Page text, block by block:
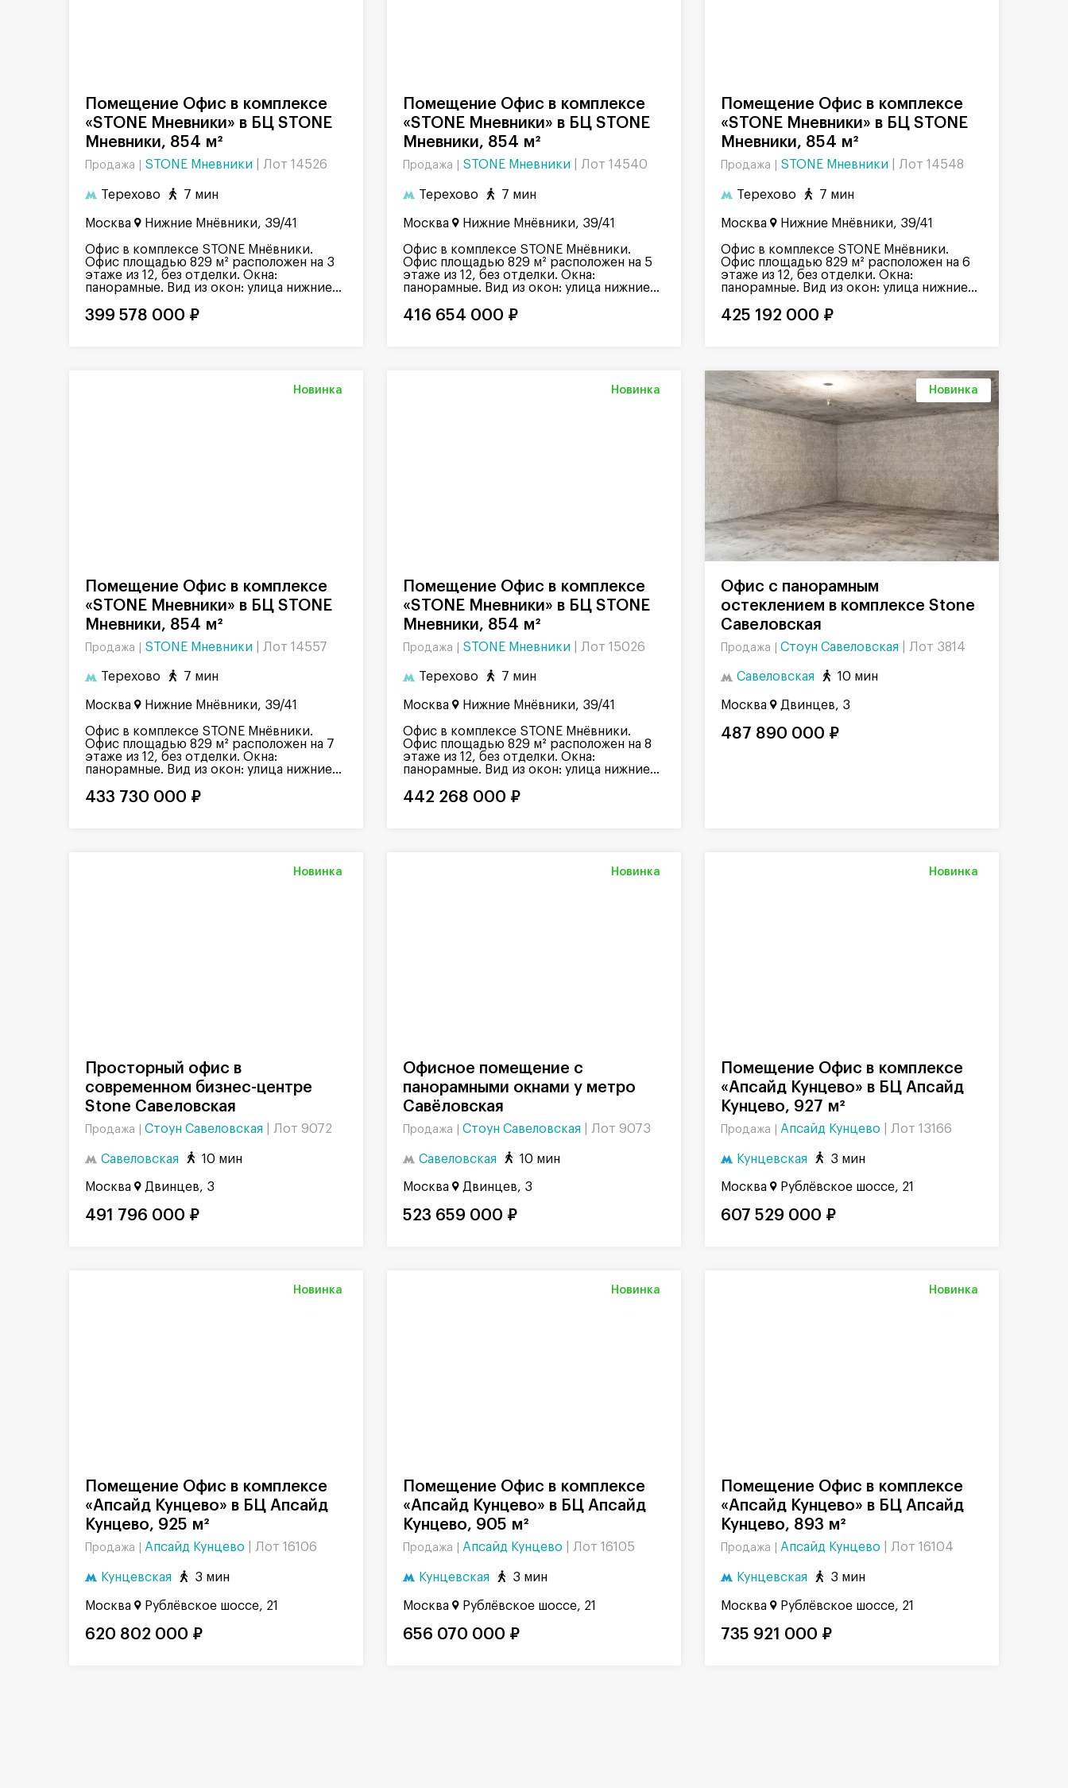
«STONE Мневники» в БЦ STONE
Мневники, 854 м²
Продажа | STONE Мневники Лот 14526
Терехово 7 мин
Москва Нижние Мнёвники, 39/41
Офис в комплексе STONE Мнёвники.
Офис площадью 829 м² расположен на 3
этаже из 12, без отделки. Окна:
панорамные. Вид из окон: улица нижние...
399 578 000 ₽
«STONE Мневники» в БЦ STONE
Мневники, 854 м²
Продажа | STONE Мневники Лот 14540
Терехово 7 мин
Москва Нижние Мнёвники, 39/41
Офис в комплексе STONE Мнёвники.
Офис площадью 829 м² расположен на 5
этаже из 12, без отделки. Окна:
панорамные. Вид из окон: улица нижние...
416 654 000 ₽
«STONE Мневники» в БЦ STONE
Мневники, 854 м²
Продажа | STONE Мневники Лот 14548
Терехово 7 мин
Москва Нижние Мнёвники, 39/41
Офис в комплексе STONE Мнёвники.
Офис площадью 829 м² расположен на 6
этаже из 12, без отделки. Окна:
панорамные. Вид из окон: улица нижние...
425 192 000 ₽
Новинка
Помещение Офис в комплексе
«STONE Мневники» в БЦ STONE
Мневники, 854 м²
Продажа | STONE Мневники Лот 14557
Терехово 7 мин
Москва Нижние Мнёвники, 39/41
Офис в комплексе STONE Мнёвники.
Офис площадью 829 м² расположен на 7
этаже из 12, без отделки. Окна:
панорамные. Вид из окон: улица нижние...
433 730 000 ₽
Новинка
Помещение Офис в комплексе
«STONE Мневники» в БЦ STONE
Мневники, 854 м²
Продажа | STONE Мневники Лот 15026
Терехово 7 мин
Москва Нижние Мнёвники, 39/41
Офис в комплексе STONE Мнёвники.
Офис площадью 829 м² расположен на 8
этаже из 12, без отделки. Окна:
панорамные. Вид из окон: улица нижние...
442 268 000 ₽
Новинка
Офис с панорамным
остеклением в комплексе Stone
Савеловская
Продажа | Стоун Савеловская Лот 3814
Савеловская 10 мин
Москва Двинцев, 3
487 890 000 ₽
Новинка
Просторный офис в
современном бизнес-центре
Stone Савеловская
Продажа | Стоун Савеловская Лот 9072
Савеловская 10 мин
Москва Двинцев, 3
491 796 000 ₽
Новинка
Офисное помещение с
панорамными окнами у метро
Савёловская
Продажа | Стоун Савеловская Лот 9073
Савеловская 10 мин
Москва Двинцев, 3
523 659 000 ₽
Новинка
Помещение Офис в комплексе
«Апсайд Кунцево» в БЦ Апсайд
Кунцево, 927 м²
Продажа | Апсайд Кунцево Лот 13166
Кунцевская 3 мин
Москва Рублёвское шоссе, 21
607 529 000 ₽
Новинка
«Апсайд Кунцево» в БЦ Апсайд
Кунцево, 925 м²
Продажа | Апсайд Кунцево Лот 16106
Кунцевская 3 мин
Москва Рублёвское шоссе, 21
620 802 000 ₽
Новинка
«Апсайд Кунцево» в БЦ Апсайд
Кунцево, 905 м²
Продажа | Апсайд Кунцево Лот 16105
Кунцевская 3 мин
Москва Рублёвское шоссе, 21
656 070 000 ₽
Новинка
«Апсайд Кунцево» в БЦ Апсайд
Кунцево, 893 м²
Продажа | Апсайд Кунцево Лот 16104
Кунцевская 3 мин
Москва Рублёвское шоссе, 21
735 921 000 ₽